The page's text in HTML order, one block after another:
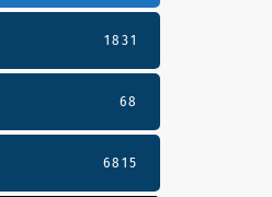
1831
68
6815